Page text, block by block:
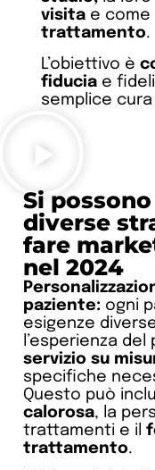
visita e come
trattamento.
L’obiettivo è
fiducia e
semplice
Si
diverse
fare
nel 2024
paziente: ogni
esigenze
l’esperienza
servizio su
specifiche
Questo può
calorosa, la
trattamenti e il
trattamento.